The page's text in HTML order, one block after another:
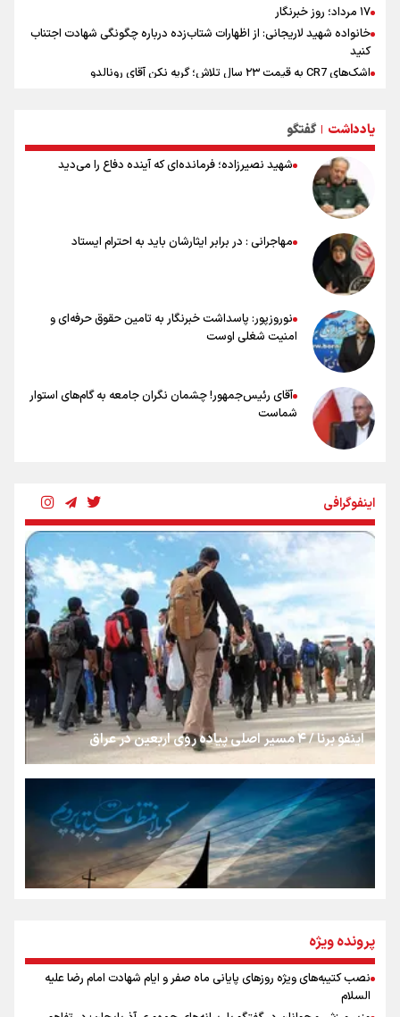
۱۷ مرداد؛ روز خبرنگار
خانواده شهید لاریجانی: از اظهارات شتاب‌زده درباره چگونگی شهادت اجتناب
کنید
اشک‌های CR7 به قیمت ۲۳ سال تلاش؛ گریه نکن آقای رونالدو
تلاش مدام برای زنده نگه داشتن هنر ایرانی
نصرتی: پاسخ بیرانوند سنخیتی با صحبت‌های علی دایی نداشت/
ملی‌پوشان نباید از خودشان تعریف کنند!
خلعتبری: جای دو سه نفر در جام جهانی خالی بود/ تیم ملی نیاز به تغییر
نسل دارد/ دوست دارم آرژانتین قهرمان شود
شاهرخی: اندازه داشته‌هایمان از بازار جام جهانی برداشت کردیم/ دودستی
سرنوشت صعود را به تیم‌های دیگر سپردیم
عالمی: جام جهانی از مرحله حذفی جان گرفت/ درباره شیوه بازی تیم ملی
نقد وجود دارد
یادداشت | گفتگو
شهید نصیرزاده؛ فرمانده‌ای که آینده دفاع را می‌دید
مهاجرانی : در برابر ایثارشان باید به احترام ایستاد
نوروزپور: پاسداشت خبرنگار به تامین حقوق حرفه‌ای و
امنیت شغلی اوست
آقای رئیس‌جمهور! چشمان نگران جامعه به گام‌های استوار
شماست
بنزین؛ تدبیری برای حفظ امنیت انرژی
«هورامان»؛ میراثی که جهان را شیفته کرد
شکستگیِ بزرگ؛ روایتِ یک استخوان، یک نسل، یک توهم!
رسانه ملی و حق مردم برای شنیدن صدای رئیس‌جمهوری
روایت ایران از کنار مردم
جمله‌ای که بغض چهارماهه را شکست؛ «آهای مردم، آقا از
اینفوگرافی
اینفو برنا / ۴ مسیر اصلی پیاده روی اربعین در عراق
اینفو برنا / توصیه‌هایی طلایی برای پیاده روی اربعین
پرونده ویژه
نصب کتیبه‌های ویژه روزهای پایانی ماه صفر و ایام شهادت امام رضا علیه
السلام